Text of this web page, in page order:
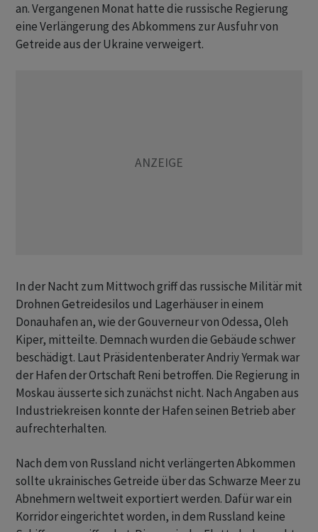
an. Vergangenen Monat hatte die russische Regierung
eine Verlängerung des Abkommens zur Ausfuhr von
Getreide aus der Ukraine verweigert.
In der Nacht zum Mittwoch griff das russische Militär mit
Drohnen Getreidesilos und Lagerhäuser in einem
Donauhafen an, wie der Gouverneur von Odessa, Oleh
Kiper, mitteilte. Demnach wurden die Gebäude schwer
beschädigt. Laut Präsidentenberater Andriy Yermak war
der Hafen der Ortschaft Reni betroffen. Die Regierung in
Moskau äusserte sich zunächst nicht. Nach Angaben aus
Industriekreisen konnte der Hafen seinen Betrieb aber
aufrechterhalten.
Nach dem von Russland nicht verlängerten Abkommen
sollte ukrainisches Getreide über das Schwarze Meer zu
Abnehmern weltweit exportiert werden. Dafür war ein
Korridor eingerichtet worden, in dem Russland keine